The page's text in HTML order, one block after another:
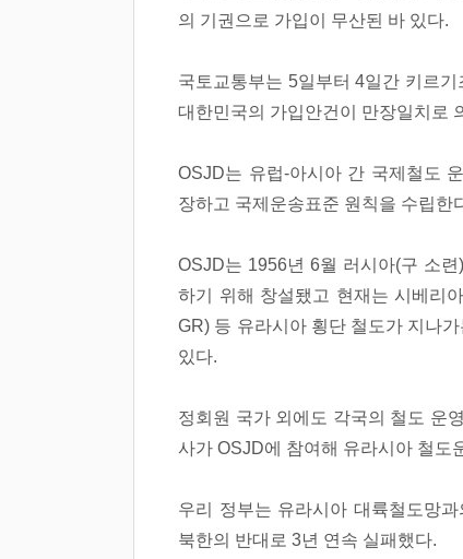
의 기권으로 가입이 무산된 바 있다.
국토교통부는 5일부터 4일간 키르
대한민국의 가입안건이 만장일치로
OSJD는 유럽-아시아 간 국제철도
장하고 국제운송표준 원칙을 수립한
OSJD는 1956년 6월 러시아(구 소
하기 위해 창설됐고 현재는 시베리
GR) 등 유라시아 횡단 철도가 지나
있다.
정회원 국가 외에도 각국의 철도 운
사가 OSJD에 참여해 유라시아 철도
우리 정부는 유라시아 대륙철도망
북한의 반대로 3년 연속 실패했다.